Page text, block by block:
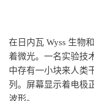
在日内瓦 Wyss 生物
着微光。一名实验技
中存有一小块来人类
列。屏幕显示着电极
波形。